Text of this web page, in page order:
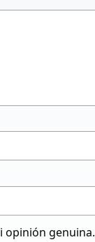
opinión genuina.